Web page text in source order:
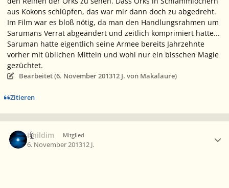
aus Kokons schlüpfen, das war mir dann doch zu abgedreht.
Im Film war es bloß nötig, da man den Handlungsrahmen um
Sarumans Verrat abgeändert und zeitlich komprimiert hatte...
Saruman hatte eigentlich seine Armee bereits Jahrzehnte
vorher mit üblichen Mitteln und wohl nur ein bisschen Magie
gezüchtet.
Bearbeitet (6. November 201312 J. von Makalaure)
Zitieren
Ithildim Mitglied
6. November 201312 J.